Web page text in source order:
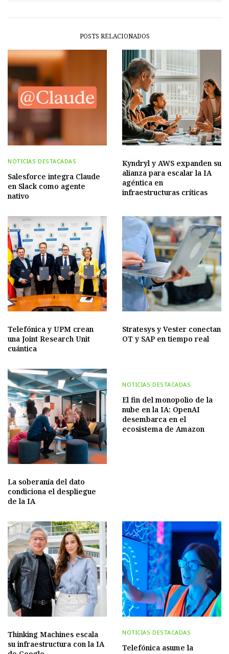
POSTS RELACIONADOS
NOTICIAS DESTACADAS
Salesforce integra Claude
en Slack como agente
nativo
Kyndryl y AWS expanden su
alianza para escalar la IA
agéntica en
infraestructuras críticas
Telefónica y UPM crean
una Joint Research Unit
cuántica
Stratesys y Vester conectan
OT y SAP en tiempo real
La soberanía del dato
condiciona el despliegue
de la IA
NOTICIAS DESTACADAS
El fin del monopolio de la
nube en la IA: OpenAI
desembarca en el
ecosistema de Amazon
Thinking Machines escala
su infraestructura con la IA
NOTICIAS DESTACADAS
Telefónica asume la